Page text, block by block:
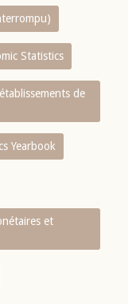
Statistics
de
Yearbook
et